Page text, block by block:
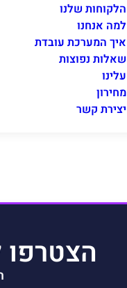
הלקוחות שלנו
למה אנחנו
איך המערכת עובדת
שאלות נפוצות
עלינו
מחירון
יצירת קשר